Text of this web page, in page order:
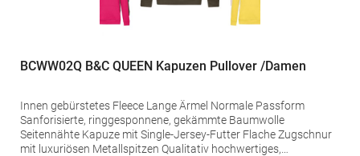
BCWW02Q B&C QUEEN Kapuzen Pullover /Damen
Innen gebürstetes Fleece Lange Ärmel Normale Passform
Sanforisierte, ringgesponnene, gekämmte Baumwolle
Seitennähte Kapuze mit Single-Jersey-Futter Flache Zugschnur
mit luxuriösen Metallspitzen Qualitativ hochwertiges,